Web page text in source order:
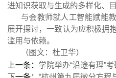
进知识获取与生成的多样化、目
与会教师就人工智能赋能
展开探讨，一致认为应积极拥
滥用与依赖。
（图文：杜卫华）
上一条： 学院举办“沿途有理”